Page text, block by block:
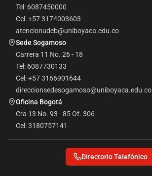
Tel: 6087450000
Cel: +57 3174003603
atencionudeb@uniboyaca.edu.co
Sede Sogamoso
Carrera 11 No. 26 - 18
Tel: 6087730133
Cel: +57 3166901644
direccionsedesogamoso@uniboyaca.edu.co
Oficina Bogotá
Cra 13 No. 93 - 85 Of. 306
Cel: 3180757141
Directorio Telefónico